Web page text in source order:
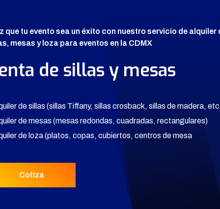
que tu evento sea un éxito con nuestro servicio de alquiler
mesas y loza para eventos en la CDMX
de sillas y mesas
de sillas (sillas Tiffany, sillas crosback, sillas de madera,
de mesas (mesas redondas, cuadradas, rectangulares)
de loza (platos, copas, cubiertos, centros de mesa
Cotiza